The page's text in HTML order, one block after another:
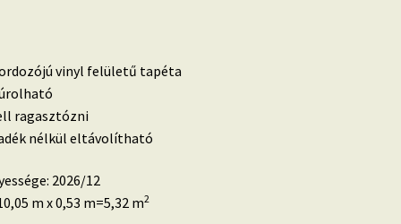
vinyl felületű tapéta
ragasztózni
nélkül eltávolítható
2026/12
m x 0,53 m=5,32 m2